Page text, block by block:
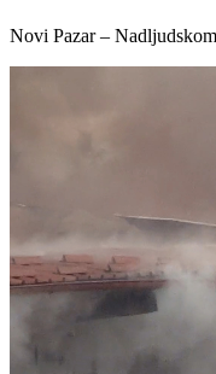
Novi Pazar –